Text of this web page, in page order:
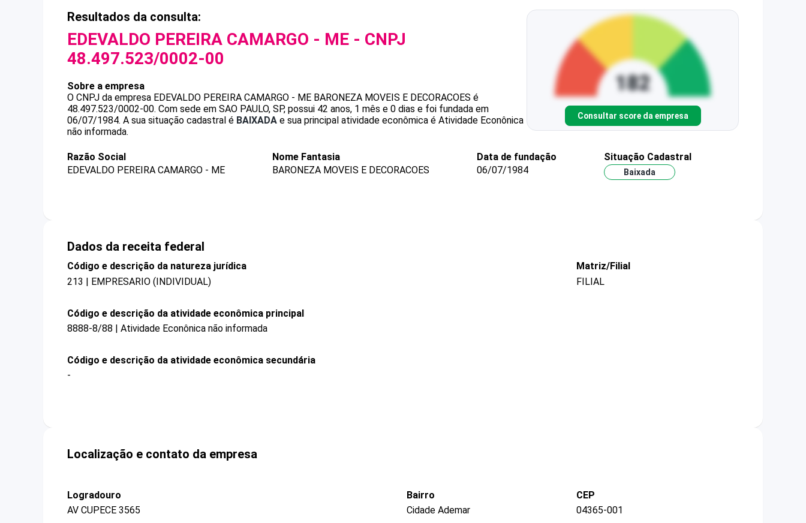
Resultados da consulta:
EDEVALDO PEREIRA CAMARGO - ME - CNPJ
48.497.523/0002-00
Sobre a empresa
O CNPJ da empresa EDEVALDO PEREIRA CAMARGO - ME BARONEZA MOVEIS E DECORACOES é
48.497.523/0002-00. Com sede em SAO PAULO, SP, possui 42 anos, 1 mês e 0 dias e foi fundada em
06/07/1984. A sua situação cadastral é BAIXADA e sua principal atividade econômica é Atividade Econônica
não informada.
Consultar score da empresa
Razão Social
EDEVALDO PEREIRA CAMARGO - ME
Nome Fantasia
BARONEZA MOVEIS E DECORACOES
Data de fundação
06/07/1984
Situação Cadastral
Baixada
Dados da receita federal
Código e descrição da natureza jurídica
213 | EMPRESARIO (INDIVIDUAL)
Matriz/Filial
FILIAL
Código e descrição da atividade econômica principal
8888-8/88 | Atividade Econônica não informada
Código e descrição da atividade econômica secundária
-
Localização e contato da empresa
Logradouro
AV CUPECE 3565
Bairro
Cidade Ademar
CEP
04365-001